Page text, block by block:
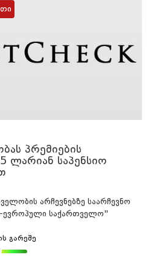
პრემიების
ლარიან საპენსიო
არჩევნებზე საარჩევნო
ევროპული საქართველო"
გარეშე